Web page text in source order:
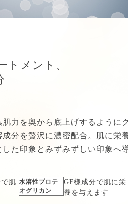
トメント、
力を奥から底上げするように
分を贅沢に濃密配合。肌に栄
た印象とみずみずしい印象へ
肌 水溶性プロテ
オグリカン
GF様成分で肌に栄
養を与えます